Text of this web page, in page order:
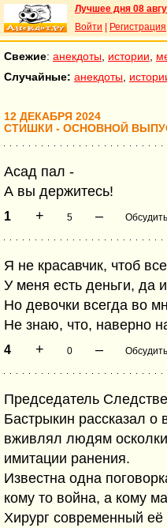
Лучшее дня 08
Войти
Регистрация
Свежие: анекдоты истории
Случайные: анекдоты
12 ДЕКАБРЯ 2024
СТИШКИ - ОСНОВНОЙ
Асад пал -
А вы держитесь!
1 + 5 – Обсудить
Я не красавчик, чтоб
У меня есть деньги, да
Но девочки всегда во
Не знаю, что, наверно
4 + 0 –
Председатель
Бастрыкин рассказал о
вживлял людям
имитации ранения.
Известна одна
кому то война, а кому
Хирург современный